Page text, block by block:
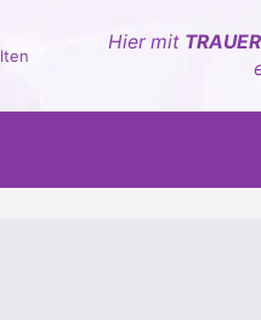
Hier mit